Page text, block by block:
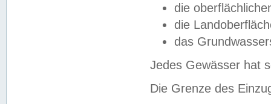
die
die
das
Jedes Gewässer hat
Die Grenze des